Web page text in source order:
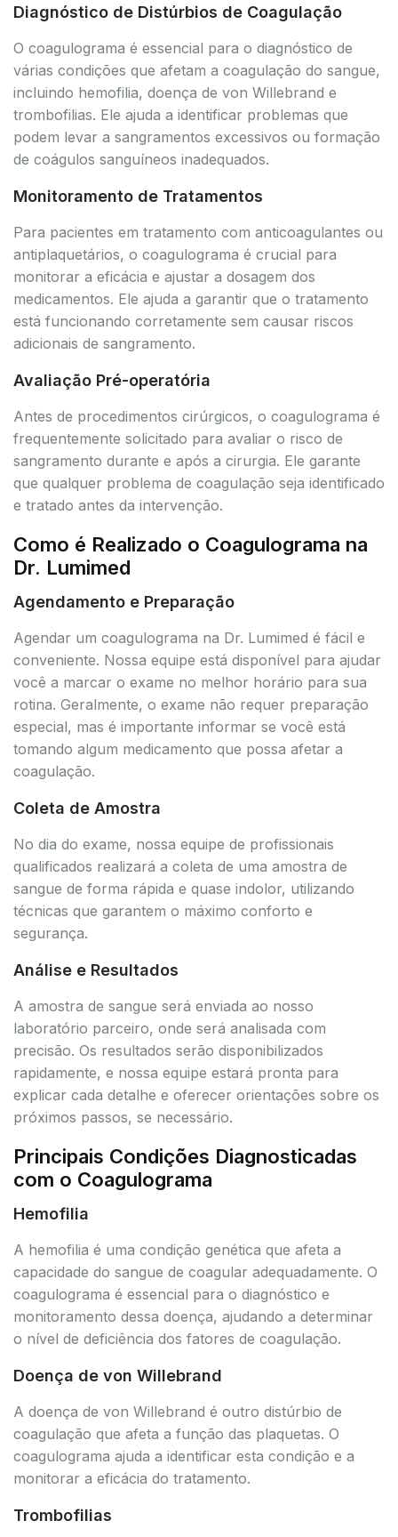
Diagnóstico de Distúrbios de Coagulação
O coagulograma é essencial para o diagnóstico de
várias condições que afetam a coagulação do sangue,
incluindo hemofilia, doença de von Willebrand e
trombofilias. Ele ajuda a identificar problemas que
podem levar a sangramentos excessivos ou formação
de coágulos sanguíneos inadequados.
Monitoramento de Tratamentos
Para pacientes em tratamento com anticoagulantes ou
antiplaquetários, o coagulograma é crucial para
monitorar a eficácia e ajustar a dosagem dos
medicamentos. Ele ajuda a garantir que o tratamento
está funcionando corretamente sem causar riscos
adicionais de sangramento.
Avaliação Pré-operatória
Antes de procedimentos cirúrgicos, o coagulograma é
frequentemente solicitado para avaliar o risco de
sangramento durante e após a cirurgia. Ele garante
que qualquer problema de coagulação seja identificado
e tratado antes da intervenção.
Como é Realizado o Coagulograma na
Dr. Lumimed
Agendamento e Preparação
Agendar um coagulograma na Dr. Lumimed é fácil e
conveniente. Nossa equipe está disponível para ajudar
você a marcar o exame no melhor horário para sua
rotina. Geralmente, o exame não requer preparação
especial, mas é importante informar se você está
tomando algum medicamento que possa afetar a
coagulação.
Coleta de Amostra
No dia do exame, nossa equipe de profissionais
qualificados realizará a coleta de uma amostra de
sangue de forma rápida e quase indolor, utilizando
técnicas que garantem o máximo conforto e
segurança.
Análise e Resultados
A amostra de sangue será enviada ao nosso
laboratório parceiro, onde será analisada com
precisão. Os resultados serão disponibilizados
rapidamente, e nossa equipe estará pronta para
explicar cada detalhe e oferecer orientações sobre os
próximos passos, se necessário.
Principais Condições Diagnosticadas
com o Coagulograma
Hemofilia
A hemofilia é uma condição genética que afeta a
capacidade do sangue de coagular adequadamente. O
coagulograma é essencial para o diagnóstico e
monitoramento dessa doença, ajudando a determinar
o nível de deficiência dos fatores de coagulação.
Doença de von Willebrand
A doença de von Willebrand é outro distúrbio de
coagulação que afeta a função das plaquetas. O
coagulograma ajuda a identificar esta condição e a
monitorar a eficácia do tratamento.
Trombofilias